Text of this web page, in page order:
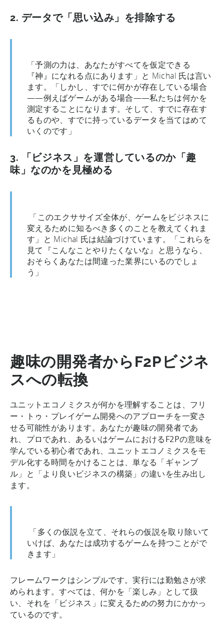
2. データで「思い込み」を排除する
「予測の力は、あなたがすべてを仮定できる
『神』になれる点にあります」と Michal 氏は言い
ます。「しかし、すでに何かが存在している場合
——例えばゲームがある場合——私たちは何かを
測定することになります。そして、すでに存在す
るものや、すでに持っているデータを当てはめて
いくのです」
3. 「ビジネス」を運営しているのか「趣
味」なのかを見極める
「このエクササイズ全体が、ゲームをビジネスに
変えるために知るべき多くのことを教えてくれま
す」と Michal 氏は結論づけています。「これらを
見て『こんなことやりたくないな』と思うなら、
おそらくあなたは間違った業界にいるのでしょ
う」
趣味の開発者からF2Pビジネ
スへの転換
ユニットエコノミクスが何かを理解することは、フリ
ー・トゥ・プレイゲーム開発へのアプローチを一変さ
せる可能性があります。あなたが趣味の開発者であ
れ、プロであれ、あるいはゲームにおけるF2Pの意味を
学んでいる初心者であれ、ユニットエコノミクスをモ
デル化する時間をかけることは、単なる「ギャンブ
ル」と「より良いビジネスの構築」の違いを生み出し
ます。
「多くの仮説を立て、それらの仮説を取り除いて
いけば、あなたは成功するゲームを持つことがで
きます」
フレームワークはシンプルです。実行には勤勉さが求
められます。すべては、何かを「楽しみ」として扱
い、それを「ビジネス」に変えるための努力にかかっ
ているのです。